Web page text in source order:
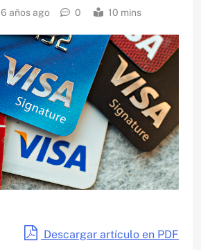
6 años ago 0 10 mins
Descargar artículo en PDF